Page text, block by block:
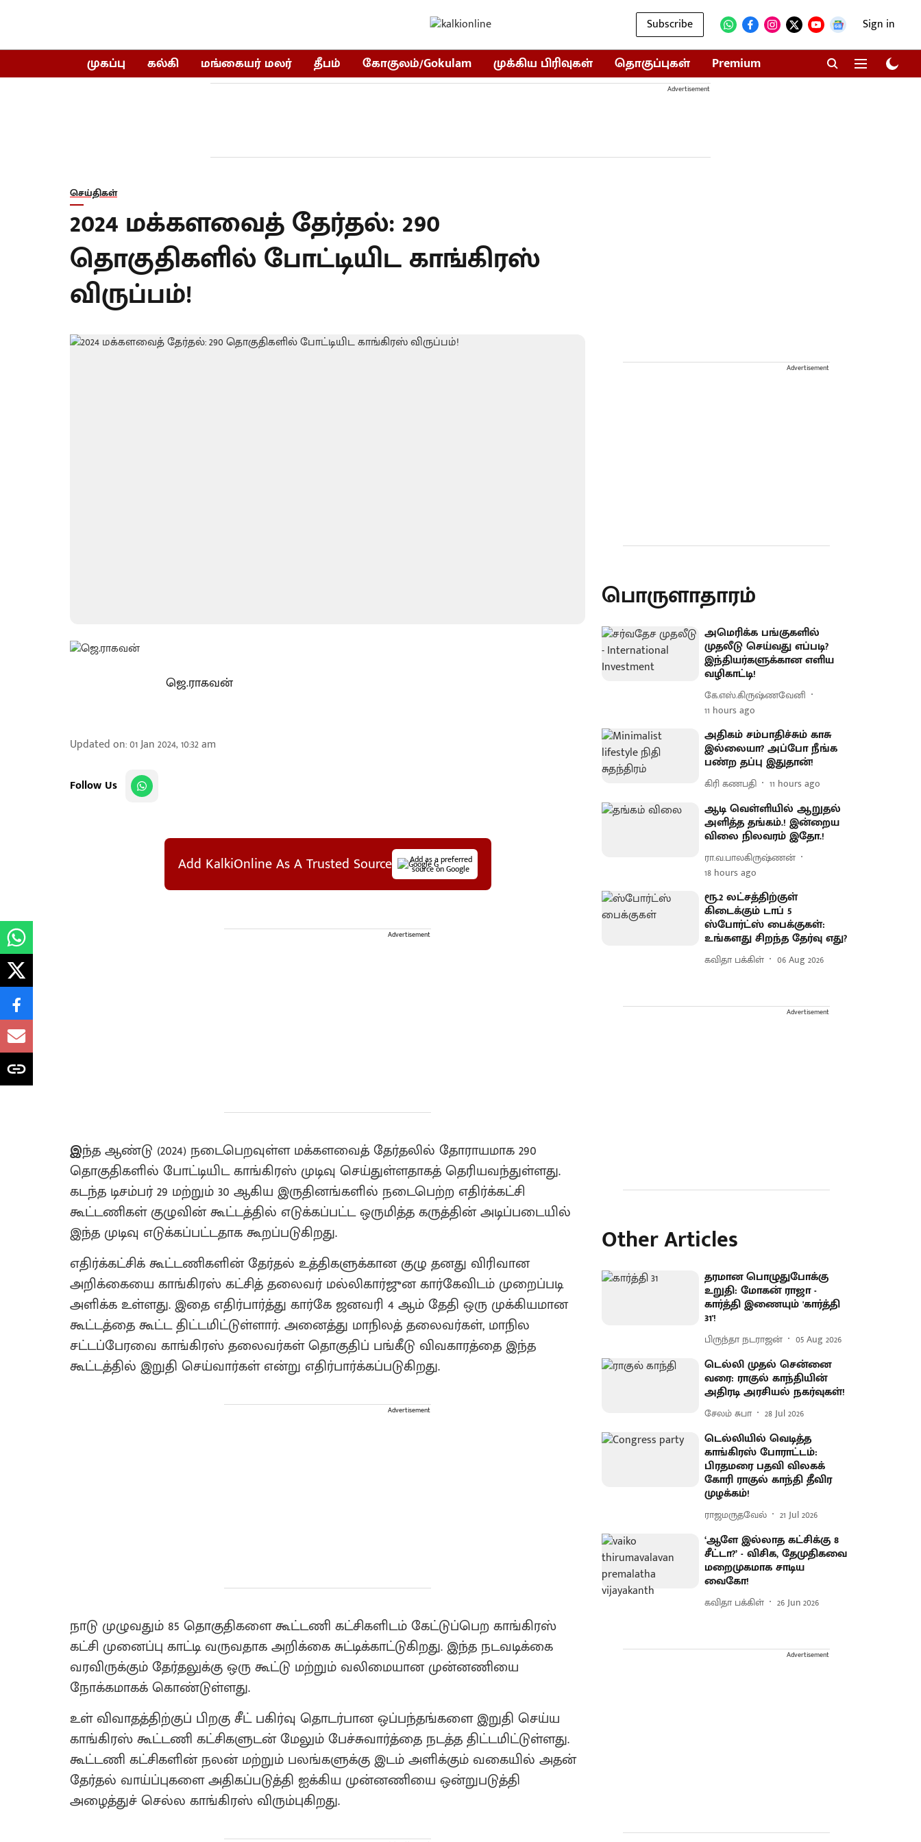
Subscribe Sign in
முகப்பு கல்கி மங்கையர் மலர் தீபம் கோகுலம்/Gokulam முக்கிய பிரிவுகள் தொகுப்புகள் Premium
Advertisement
செய்திகள்
2024 மக்களவைத் தேர்தல்: 290
தொகுதிகளில் போட்டியிட காங்கிரஸ்
விருப்பம்!
ஜெ.ராகவன்
Updated on:01 Jan 2024, 10:32 am
Follow Us
Add KalkiOnline As A Trusted Source Add as a preferred
source on Google
Advertisement
இந்த ஆண்டு (2024) நடைபெறவுள்ள மக்களவைத் தேர்தலில் தோராயமாக 290
தொகுதிகளில் போட்டியிட காங்கிரஸ் முடிவு செய்துள்ளதாகத் தெரியவந்துள்ளது.
கடந்த டிசம்பர் 29 மற்றும் 30 ஆகிய இருதினங்களில் நடைபெற்ற எதிர்க்கட்சி
கூட்டணிகள் குழுவின் கூட்டத்தில் எடுக்கப்பட்ட ஒருமித்த கருத்தின் அடிப்படையில்
இந்த முடிவு எடுக்கப்பட்டதாக கூறப்படுகிறது.
எதிர்க்கட்சிக் கூட்டணிகளின் தேர்தல் உத்திகளுக்கான குழு தனது விரிவான
அறிக்கையை காங்கிரஸ் கட்சித் தலைவர் மல்லிகார்ஜுன கார்கேவிடம் முறைப்படி
அளிக்க உள்ளது. இதை எதிர்பார்த்து கார்கே ஜனவரி 4 ஆம் தேதி ஒரு முக்கியமான
கூட்டத்தை கூட்ட திட்டமிட்டுள்ளார். அனைத்து மாநிலத் தலைவர்கள், மாநில
சட்டப்பேரவை காங்கிரஸ் தலைவர்கள் தொகுதிப் பங்கீடு விவகாரத்தை இந்த
கூட்டத்தில் இறுதி செய்வார்கள் என்று எதிர்பார்க்கப்படுகிறது.
Advertisement
நாடு முழுவதும் 85 தொகுதிகளை கூட்டணி கட்சிகளிடம் கேட்டுப்பெற காங்கிரஸ்
கட்சி முனைப்பு காட்டி வருவதாக அறிக்கை சுட்டிக்காட்டுகிறது. இந்த நடவடிக்கை
வரவிருக்கும் தேர்தலுக்கு ஒரு கூட்டு மற்றும் வலிமையான முன்னணியை
நோக்கமாகக் கொண்டுள்ளது.
உள் விவாதத்திற்குப் பிறகு சீட் பகிர்வு தொடர்பான ஒப்பந்தங்களை இறுதி செய்ய
காங்கிரஸ் கூட்டணி கட்சிகளுடன் மேலும் பேச்சுவார்த்தை நடத்த திட்டமிட்டுள்ளது.
கூட்டணி கட்சிகளின் நலன் மற்றும் பலங்களுக்கு இடம் அளிக்கும் வகையில் அதன்
தேர்தல் வாய்ப்புகளை அதிகப்படுத்தி ஐக்கிய முன்னணியை ஒன்றுபடுத்தி
அழைத்துச் செல்ல காங்கிரஸ் விரும்புகிறது.
Advertisement
பொருளாதாரம்
அமெரிக்க பங்குகளில்
முதலீடு செய்வது எப்படி?
இந்தியர்களுக்கான எளிய
வழிகாட்டி!
கே.எஸ்.கிருஷ்ணவேனி
11 hours ago
அதிகம் சம்பாதிச்சும் காசு
இல்லையா? அப்போ நீங்க
பண்ற தப்பு இதுதான்!
கிரி கணபதி 11 hours ago
ஆடி வெள்ளியில் ஆறுதல்
அளித்த தங்கம்.! இன்றைய
விலை நிலவரம் இதோ.!
ரா.வ.பாலகிருஷ்ணன்
18 hours ago
ரூ.2 லட்சத்திற்குள்
கிடைக்கும் டாப் 5
ஸ்போர்ட்ஸ் பைக்குகள்:
உங்களது சிறந்த தேர்வு எது?
கவிதா பக்கிள் 06 Aug 2026
Advertisement
Other Articles
தரமான பொழுதுபோக்கு
உறுதி: மோகன் ராஜா -
கார்த்தி இணையும் 'கார்த்தி
31'!
பிருந்தா நடராஜன் 05 Aug 2026
டெல்லி முதல் சென்னை
வரை: ராகுல் காந்தியின்
அதிரடி அரசியல் நகர்வுகள்!
சேலம் சுபா 28 Jul 2026
டெல்லியில் வெடித்த
காங்கிரஸ் போராட்டம்:
பிரதமரை பதவி விலகக்
கோரி ராகுல் காந்தி தீவிர
முழக்கம்!
ராஜமருதவேல் 21 Jul 2026
‘ஆளே இல்லாத கட்சிக்கு 8
சீட்டா?’ - விசிக, தேமுதிகவை
மறைமுகமாக சாடிய
வைகோ!
கவிதா பக்கிள் 26 Jun 2026
Advertisement